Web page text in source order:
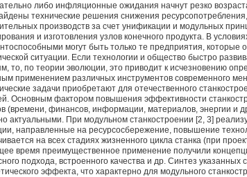
либо инфляционные ожидания начнут резко
технические решения снижения
производств за счет унификации и модульных
и изготовления узлов конечного продукта. В
могут быть только те предприятия,
ситуации. Если технологии и общество быстро
то, по теории эволюции, это приводит к исчезновению
применением различных инструментов современного
задачи приобретают для отечественного
Основным фактором повышения эффективности
(времени, финансов, информации, материалов, энергии и
актуальными. При модульном станкостроении [2, 3]
направленные на ресурсосбережение, повышение
на всех стадиях жизненного цикла станка (при
время преимущественное применение получили
подхода, встроенного качества и др. Синтез
эффекта, что характерно для модульного